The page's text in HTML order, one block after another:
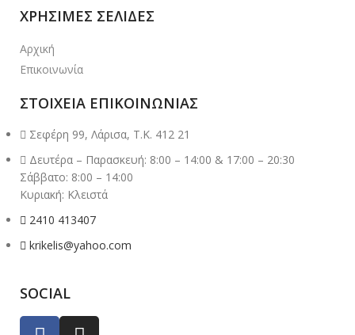
ΧΡΗΣΙΜΕΣ ΣΕΛΙΔΕΣ
Αρχική
Επικοινωνία
ΣΤΟΙΧΕΙΑ ΕΠΙΚΟΙΝΩΝΙΑΣ
Σεφέρη 99, Λάρισα, Τ.Κ. 412 21
Δευτέρα – Παρασκευή: 8:00 – 14:00 & 17:00 – 20:30
Σάββατο: 8:00 – 14:00
Κυριακή: Κλειστά
2410 413407
krikelis@yahoo.com
SOCIAL